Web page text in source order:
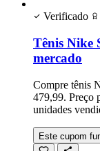
Verificado
Tênis Nike
mercado
Compre tênis
479,99. Preço
unidades
Este cupom